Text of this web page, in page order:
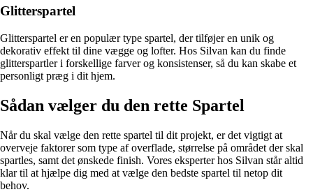
Glitterspartel
Glitterspartel er en populær type spartel, der tilføjer en unik og
dekorativ effekt til dine vægge og lofter. Hos Silvan kan du finde
glitterspartler i forskellige farver og konsistenser, så du kan skabe et
personligt præg i dit hjem.
Sådan vælger du den rette Spartel
Når du skal vælge den rette spartel til dit projekt, er det vigtigt at
overveje faktorer som type af overflade, størrelse på området der skal
spartles, samt det ønskede finish. Vores eksperter hos Silvan står altid
klar til at hjælpe dig med at vælge den bedste spartel til netop dit
behov.